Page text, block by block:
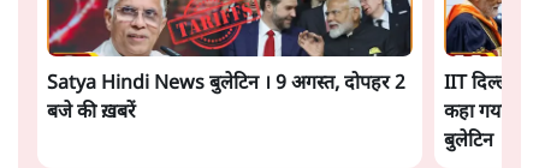
Satya Hindi News बुलेटिन । 9 अगस्त, दोपहर 2
बजे की ख़बरें
IIT दिल्ली
कहा गया! |
बुलेटिन